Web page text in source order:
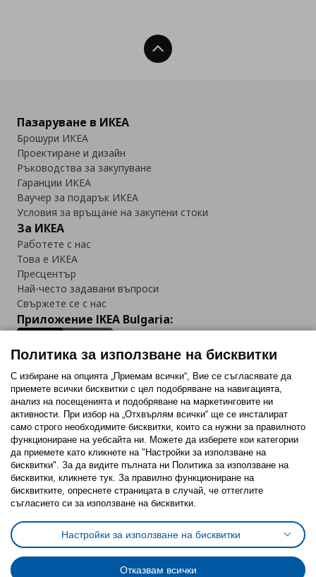
Нагоре
Пазаруване в ИКЕА
Брошури ИКЕА
Проектиране и дизайн
Ръководства за закупуване
Гаранции ИКЕА
Ваучер за подарък ИКЕА
Условия за връщане на закупени стоки
За ИКЕА
Работете с нас
Това е ИКЕА
Пресцентър
Най-често задавани въпроси
Свържете се с нас
Приложение IKEA Bulgaria:
Последвайте ни:
FacebookTwitterYoutubePinterestInstagram
Политика за използване на бисквитки (Cookies)
Избор на настройки за използване на бисквитки
Условия за ползване на ikea.bgОбща политика за личните данни
Политика за защита на личните данни на ikea.bg
Общи условия на програма IKEA Family
Политика за използване на бисквитки
С избиране на опцията „Приемам всички“, Вие се съгласявате да
приемете всички бисквитки с цел подобряване на навигацията,
анализ на посещенията и подобряване на маркетинговите ни
активности. При избор на „Отхвърлям всички“ ще се инсталират
само строго необходимитe бисквитки, които са нужни за правилното
функциониране на уебсайта ни. Можете да изберете кои категории
да приемете като кликнете на "Настройки за използване на
бисквитки". За да видите пълната ни Политика за използване на
бисквитки, кликнете тук. За правилно функциониране на
бисквитките, опреснете страницата в случай, че оттеглите
съгласието си за използване на бисквитки.
Настройки за използване на бисквитки
Отказвам всички